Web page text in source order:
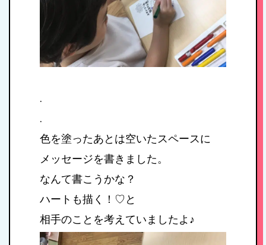
HOME
.
.
色を塗ったあとは空いたスペースに
メッセージを書きました。
なんて書こうかな？
ハートも描く！♡と
相手のことを考えていましたよ♪